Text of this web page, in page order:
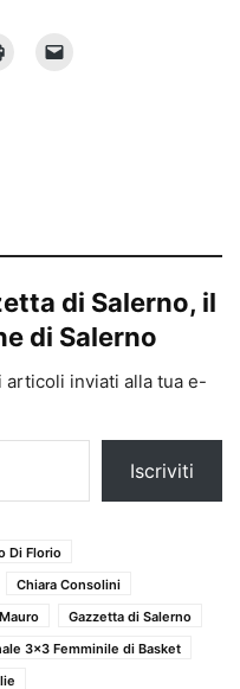
di Salerno, il
di Salerno
inviati alla tua e-
Iscriviti
Di Florio
Chiara Consolini
Gazzetta di Salerno
3×3 Femminile di Basket